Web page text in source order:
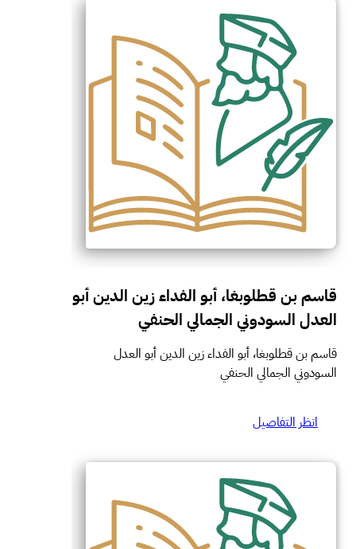
قاسم بن قطلوبغا، أبو الفداء زين الدين أبو
العدل السودوني الجمالي الحنفي
قاسم بن قطلوبغا، أبو الفداء زين الدين أبو العدل
السودوني الجمالي الحنفي
انظر التفاصيل